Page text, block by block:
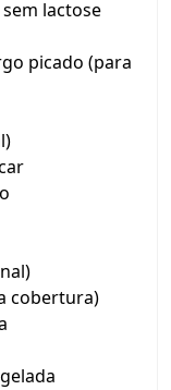
lactose
picado (para
cobertura)